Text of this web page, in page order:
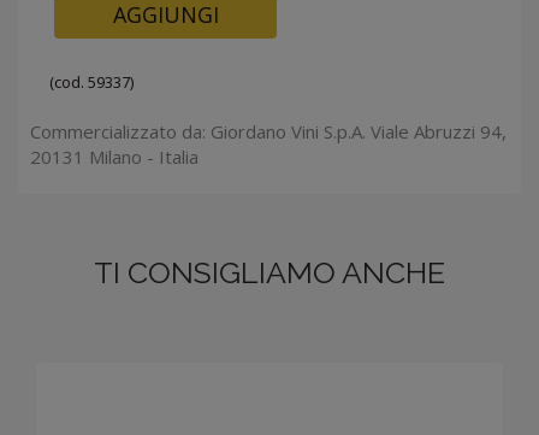
AGGIUNGI
(cod. 59337)
Commercializzato da: Giordano Vini S.p.A. Viale Abruzzi 94,
20131 Milano - Italia
TI CONSIGLIAMO ANCHE